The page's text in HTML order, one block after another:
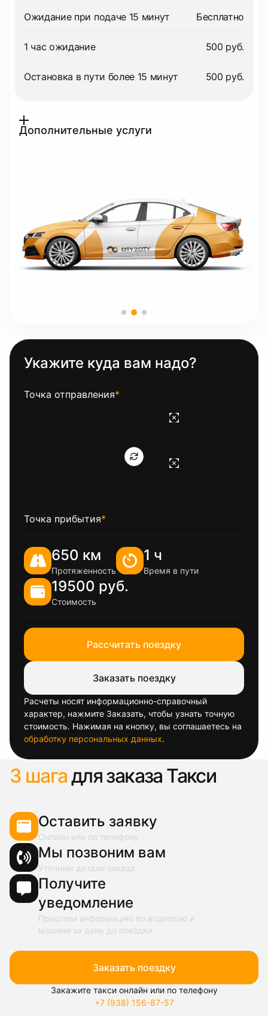
Ожидание при подаче 15 минут Бесплатно
1 час ожидание 500 руб.
Остановка в пути более 15 минут 500 руб.
Дополнительные услуги
Укажите куда вам надо?
Точка отправления*
Точка прибытия*
650 км
Протяженность
1 ч
Время в пути
19500 руб.
Стоимость
Рассчитать поездку
Заказать поездку
Расчеты носят информационно-справочный
характер, нажмите Заказать, чтобы узнать точную
стоимость. Нажимая на кнопку, вы соглашаетесь на
обработку персональных данных.
3 шагадля заказа Такси
Оставить заявку
Онлайн или по телефону
Мы позвоним вам
Уточним детали заказа
Получите
уведомление
Пришлем информацию по водителю и
машине за день до поездки
Заказать поездку
Закажите такси онлайн или по телефону
+7 (938) 156-87-57